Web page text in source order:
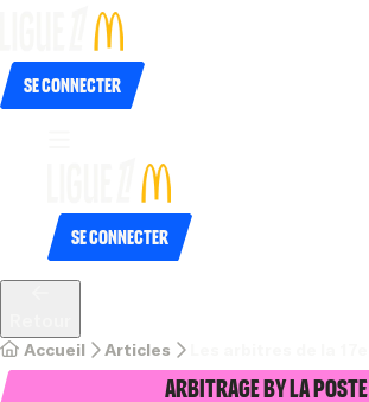
Se connecter
Se connecter
Accueil Articles
Arbitrage by La Poste